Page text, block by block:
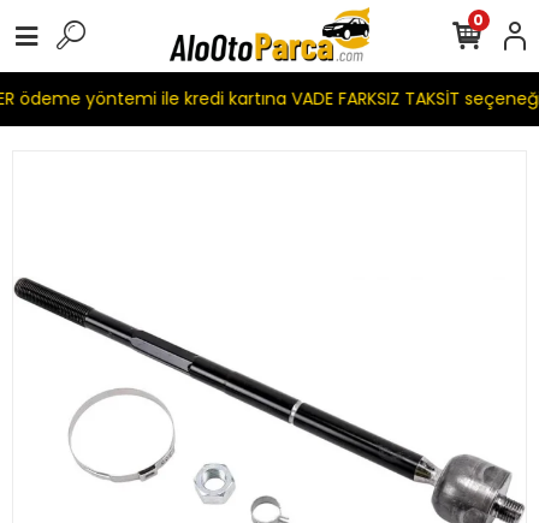
ödeme yöntemi ile kredi kartına VADE FARKSIZ TAKSİT
0